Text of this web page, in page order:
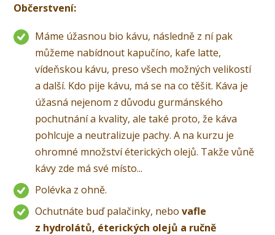
Občerstvení:
Máme úžasnou bio kávu, následně z ní pak
můžeme nabídnout kapučíno, kafe latte,
vídeňskou kávu, preso všech možných velikostí
a další. Kdo pije kávu, má se na co těšit. Káva je
úžasná nejenom z důvodu gurmánského
pochutnání a kvality, ale také proto, že káva
pohlcuje a neutralizuje pachy. A na kurzu je
ohromné množství éterických olejů. Takže vůně
kávy zde má své místo...
Polévka z ohně.
Ochutnáte buď palačinky, nebovafle
z hydrolátů, éterických olejů a ručně